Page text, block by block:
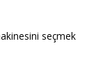
seçmek